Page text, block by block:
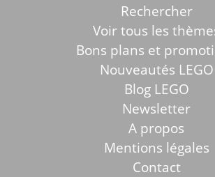
Rechercher
Voir tous les
Bons plans et
Nouveautés LEGO
Blog LEGO
Newsletter
A propos
Mentions légales
Contact